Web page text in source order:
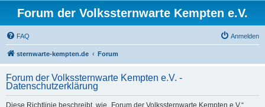
Forum der Volkssternwarte Kempten e.V.
FAQ Anmelden
sternwarte-kempten.de Forum
Forum der Volkssternwarte Kempten e.V. -
Datenschutzerklärung
Diese Richtlinie beschreibt, wie „Forum der Volkssternwarte Kempten e.V.“